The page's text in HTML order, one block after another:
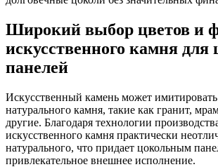
Широкий выбор цветов и
искусственного камня
панелей
Искусственный камень может
натурального камня, такие как гранит,
другие. Благодаря технологии
искусственного камня практически
натурального, что придает цокольным
привлекательное внешнее исполнение.